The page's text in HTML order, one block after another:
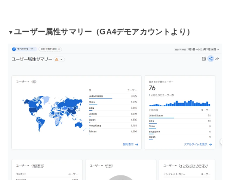
▼ユーザー属性サマリー （GA4デモアカウントより）